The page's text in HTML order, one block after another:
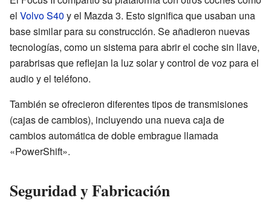
el Volvo S40 y el Mazda 3. Esto significa que usaban una
base similar para su construcción. Se añadieron nuevas
tecnologías, como un sistema para abrir el coche sin llave,
parabrisas que reflejan la luz solar y control de voz para el
audio y el teléfono.
También se ofrecieron diferentes tipos de transmisiones
(cajas de cambios), incluyendo una nueva caja de
cambios automática de doble embrague llamada
«PowerShift».
Seguridad y Fabricación